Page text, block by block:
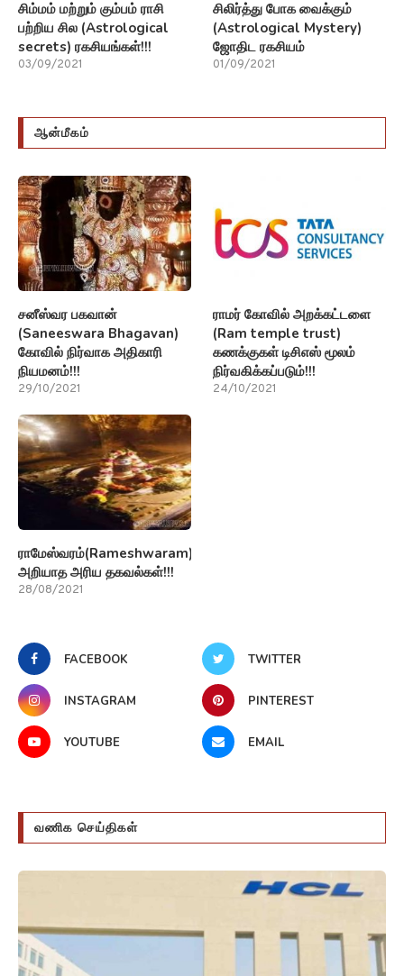
சிம்மம் மற்றும் கும்பம் ராசி
பற்றிய சில (Astrological
secrets) ரகசியங்கள்!!!
03/09/2021
சிலிர்த்து போக வைக்கும்
(Astrological Mystery)
ஜோதிட ரகசியம்
01/09/2021
ஆன்மீகம்
சனீஸ்வர பகவான்
(Saneeswara Bhagavan)
கோவில் நிர்வாக அதிகாரி
நியமனம்!!!
29/10/2021
ராமர் கோவில் அறக்கட்டளை
(Ram temple trust)
கணக்குகள் டிசிஎஸ் மூலம்
நிர்வகிக்கப்படும்!!!
24/10/2021
ராமேஸ்வரம்(Rameshwaram)பற்றி
அறியாத அரிய தகவல்கள்!!!
28/08/2021
FACEBOOK TWITTER
INSTAGRAM PINTEREST
YOUTUBE EMAIL
வணிக செய்திகள்